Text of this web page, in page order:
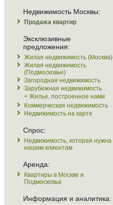
Недвижимость Москвы:
Продажа квартир
Эксклюзивные
предложения:
Жилая недвижимость (Москва)
Жилая недвижимость
(Подмосковье)
Загородная недвижимость
Зарубежная недвижимость
+ Жилье, построенное нами
Коммерческая недвижимость
Недвижимость на карте
Спрос:
Недвижимость, которая нужна
нашим клиентам
Аренда:
Квартиры в Москве и
Подмосковье
Информация и аналитика: